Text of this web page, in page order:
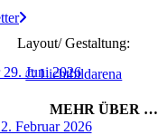
Juni 2026
Febru­ar 2026
Layout/ Gestaltung:
© Lichtbildarena
MEHR ÜBER …